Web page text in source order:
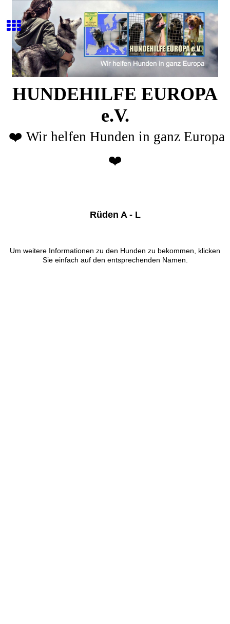
HUNDEHILFE EUROPA
e.V.
❤️ Wir helfen Hunden in ganz Europa
❤️
Rüden A - L
Um weitere Informationen zu den Hunden zu bekommen, klicken
Sie einfach auf den entsprechenden Namen.